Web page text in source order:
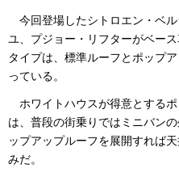
今回登場したシトロエン・ベ
ユ、プジョー・リフターがベー
タイプは、標準ルーフとポップ
っている。
ホワイトハウスが得意とする
は、普段の街乗りではミニバン
ップアップルーフを展開すれば
みだ。